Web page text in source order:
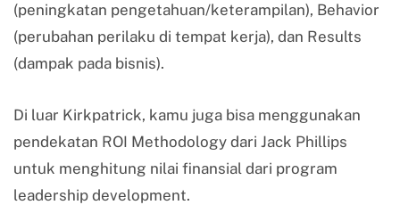
(peningkatan pengetahuan/keterampilan), Behavior
(perubahan perilaku di tempat kerja), dan Results
(dampak pada bisnis).
Di luar Kirkpatrick, kamu juga bisa menggunakan
pendekatan ROI Methodology dari Jack Phillips
untuk menghitung nilai finansial dari program
leadership development.